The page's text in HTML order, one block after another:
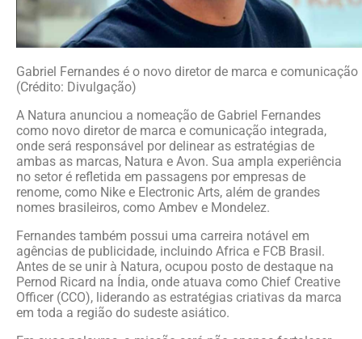
Gabriel Fernandes é o novo diretor de marca e
(Crédito: Divulgação)
A Natura anunciou a nomeação de Gabriel Fernandes
como novo diretor de marca e comunicação integrada,
onde será responsável por delinear as estratégias de
ambas as marcas, Natura e Avon. Sua ampla experiência
no setor é refletida em passagens por empresas de
renome, como Nike e Electronic Arts, além de grandes
nomes brasileiros, como Ambev e Mondelez.
Fernandes também possui uma carreira notável em
agências de publicidade, incluindo Africa e FCB Brasil.
Antes de se unir à Natura, ocupou posto de destaque na
Pernod Ricard na Índia, onde atuava como Chief Creative
Officer (CCO), liderando as estratégias criativas da marca
em toda a região do sudeste asiático.